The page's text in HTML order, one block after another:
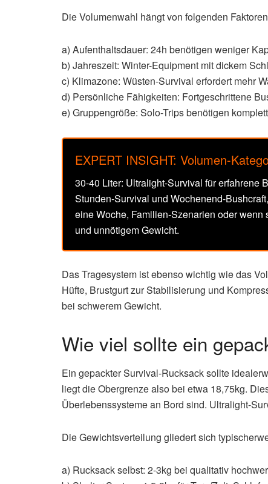
Die Volumenwahl hängt von folgenden
a) Aufenthaltsdauer: 24h benötigen weniger
b) Jahreszeit: Winter-Equipment mit dickem
c) Klimazone: Wüsten-Survival erfordert mehr
d) Persönliche Fähigkeiten: Fortgeschrittene
e) Gruppengröße: Solo-Trips benötigen
EXPERT INSIGHT: Volumen-
30-40 Liter: Ultralight-Survival für erfahrene
Stunden-Survival und Wochenend-
eine Woche, Familien-Szenarien oder
und unnötigem Gewicht.
Das Tragesystem ist ebenso wichtig wie das
Hüfte, Brustgurt zur Stabilisierung und
bei schwerem Gewicht.
Wie viel sollte ein
Ein gepackter Survival-Rucksack sollte
liegt die Obergrenze also bei etwa 18,75kg.
Überlebenssysteme an Bord sind. Ultralight-
Die Gewichtsverteilung gliedert sich
a) Rucksack selbst: 2-3kg bei qualitativ